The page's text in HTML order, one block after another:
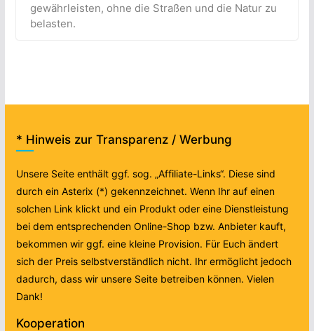
gewährleisten, ohne die Straßen und die Natur zu
belasten.
* Hinweis zur Transparenz / Werbung
Unsere Seite enthält ggf. sog. „Affiliate-Links“. Diese sind
durch ein Asterix (*) gekennzeichnet. Wenn Ihr auf einen
solchen Link klickt und ein Produkt oder eine Dienstleistung
bei dem entsprechenden Online-Shop bzw. Anbieter kauft,
bekommen wir ggf. eine kleine Provision. Für Euch ändert
sich der Preis selbstverständlich nicht. Ihr ermöglicht jedoch
dadurch, dass wir unsere Seite betreiben können. Vielen
Dank!
Kooperation